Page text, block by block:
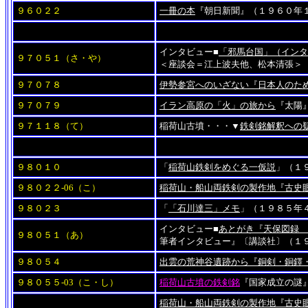
９６０２２ 一冊の本 『朝日新聞』（１９６０年
９７０５１ （さ・や）
インタビュー■ 「邪馬台国」（イン
＜座談会＝江上波夫他、松本清張
９７０７８
伊勢参宮へのいざない『日本人のた
９７０７９
イラン高原の「火」の旅から
『太
９７１１８（て）
稲荷山古墳・・・▼ 鉄剣銘解釈への
９８０１０ 「 稲荷山鉄剣をめぐる一仮説 」（１
９８０２２-06 （こ）
稲荷山・船山両鉄剣の製作地『古史
９８０２３
「 「石川達三」メモ 」（１９８５年
９８０５１（あ）
インタビュー■あとがき『天保図
筆者インタビュー』〔講談社〕（
９８０５４
出雲の荒神谷遺跡から『銅剣・銅鐸
９８０５５-03（こ・し）
稲荷山古墳の鉄剣銘 『国家成立の
稲荷山・船山両鉄剣の製作地『古史